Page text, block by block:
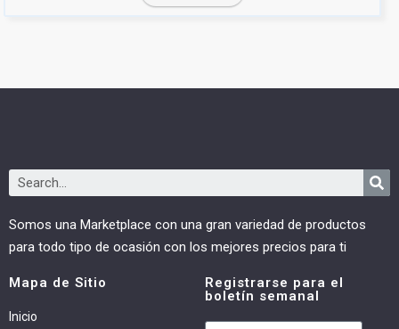
Somos una Marketplace con una gran variedad de productos
para todo tipo de ocasión con los mejores precios para ti
Mapa de Sitio
Inicio
Registrarse para el
boletín semanal